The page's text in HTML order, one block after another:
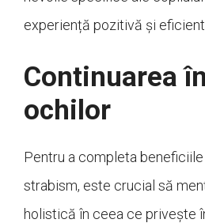
experiență pozitivă și
Continuarea
ochilor
Pentru a completa
strabism, este crucial să
holistică în ceea ce privește